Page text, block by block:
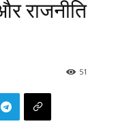
राजनीति
51